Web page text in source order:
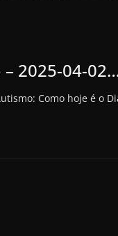
2025-04-
Como hoje é o